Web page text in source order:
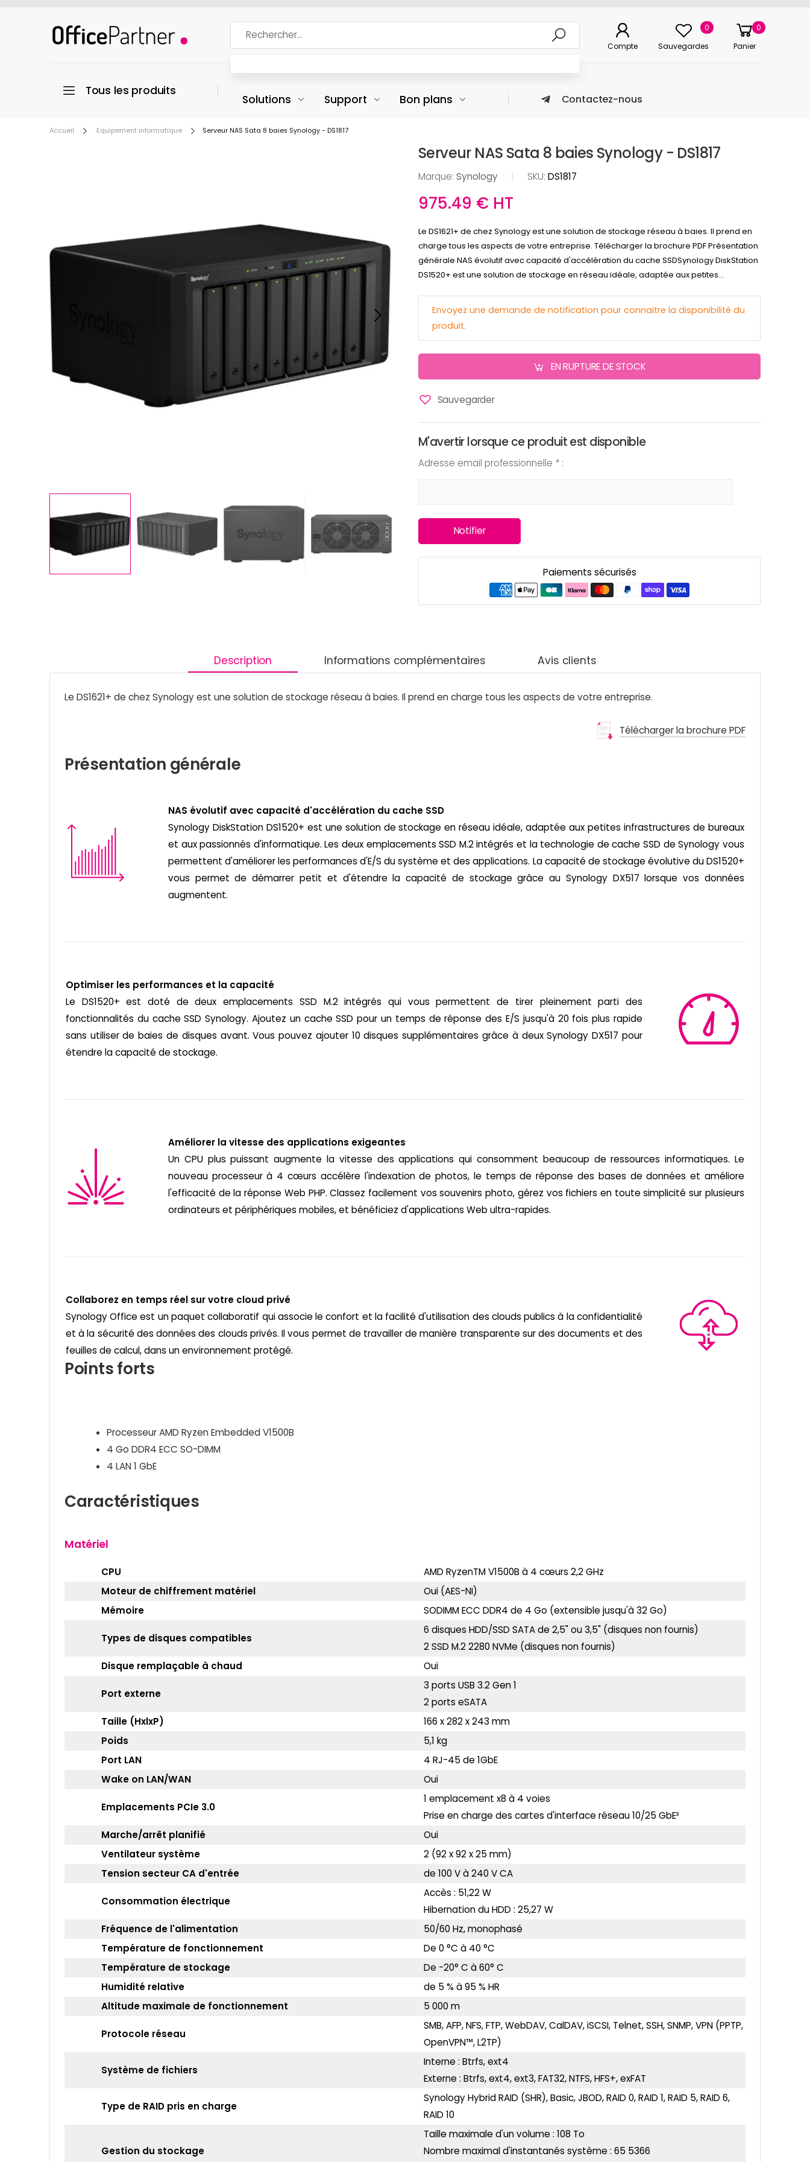
Compte
0
Sauvegardes
0
Panier
Tous les produits
Solutions Support Bon plans Contactez-nous
Accueil Equipement informatique Serveur NAS Sata 8 baies Synology - DS1817
Serveur NAS Sata 8 baies Synology - DS1817
Marque: Synology SKU: DS1817
975.49 € HT
Le DS1621+ de chez Synology est une solution de stockage réseau à baies. Il prend en
charge tous les aspects de votre entreprise. Télécharger la brochure PDF Présentation
générale NAS évolutif avec capacité d'accélération du cache SSDSynology DiskStation
DS1520+ est une solution de stockage en réseau idéale, adaptée aux petites...
Envoyez une demande de notification pour connaitre la disponibilité du
produit.
EN RUPTURE DE STOCK
Sauvegarder
M'avertir lorsque ce produit est disponible
Adresse email professionnelle * :
Notifier
Paiements sécurisés
Description Informations complémentaires Avis clients
Le DS1621+ de chez Synology est une solution de stockage réseau à baies. Il prend en charge tous les aspects de votre entreprise.
Télécharger la brochure PDF
Présentation générale
NAS évolutif avec capacité d'accélération du cache SSD
Synology DiskStation DS1520+ est une solution de stockage en réseau idéale, adaptée aux petites infrastructures de bureaux
et aux passionnés d'informatique. Les deux emplacements SSD M.2 intégrés et la technologie de cache SSD de Synology vous
permettent d'améliorer les performances d'E/S du système et des applications. La capacité de stockage évolutive du DS1520+
vous permet de démarrer petit et d'étendre la capacité de stockage grâce au Synology DX517 lorsque vos données
augmentent.
Optimiser les performances et la capacité
Le DS1520+ est doté de deux emplacements SSD M.2 intégrés qui vous permettent de tirer pleinement parti des
fonctionnalités du cache SSD Synology. Ajoutez un cache SSD pour un temps de réponse des E/S jusqu'à 20 fois plus rapide
sans utiliser de baies de disques avant. Vous pouvez ajouter 10 disques supplémentaires grâce à deux Synology DX517 pour
étendre la capacité de stockage.
Améliorer la vitesse des applications exigeantes
Un CPU plus puissant augmente la vitesse des applications qui consomment beaucoup de ressources informatiques. Le
nouveau processeur à 4 cœurs accélère l'indexation de photos, le temps de réponse des bases de données et améliore
l'efficacité de la réponse Web PHP. Classez facilement vos souvenirs photo, gérez vos fichiers en toute simplicité sur plusieurs
ordinateurs et périphériques mobiles, et bénéficiez d'applications Web ultra-rapides.
Collaborez en temps réel sur votre cloud privé
Synology Office est un paquet collaboratif qui associe le confort et la facilité d'utilisation des clouds publics à la confidentialité
et à la sécurité des données des clouds privés. Il vous permet de travailler de manière transparente sur des documents et des
feuilles de calcul, dans un environnement protégé.
Points forts
Processeur AMD Ryzen Embedded V1500B
4 Go DDR4 ECC SO-DIMM
4 LAN 1 GbE
Caractéristiques
Matériel
CPU
AMD RyzenTM V1500B à 4 cœurs 2,2 GHz
Moteur de chiffrement matériel
Oui (AES-NI)
Mémoire
SODIMM ECC DDR4 de 4 Go (extensible jusqu'à 32 Go)
Types de disques compatibles
6 disques HDD/SSD SATA de 2,5" ou 3,5" (disques non fournis)
2 SSD M.2 2280 NVMe (disques non fournis)
Disque remplaçable à chaud
Oui
Port externe
3 ports USB 3.2 Gen 1
2 ports eSATA
Taille (HxlxP)
166 x 282 x 243 mm
Poids
5,1 kg
Port LAN
4 RJ-45 de 1GbE
Wake on LAN/WAN
Oui
Emplacements PCIe 3.0
1 emplacement x8 à 4 voies
Prise en charge des cartes d'interface réseau 10/25 GbE³
Marche/arrêt planifié
Oui
Ventilateur système
2 (92 x 92 x 25 mm)
Tension secteur CA d'entrée
de 100 V à 240 V CA
Consommation électrique
Accès : 51,22 W
Hibernation du HDD : 25,27 W
Fréquence de l'alimentation
50/60 Hz, monophasé
Température de fonctionnement
De 0 °C à 40 °C
Température de stockage
De -20° C à 60° C
Humidité relative
de 5 % à 95 % HR
Altitude maximale de fonctionnement
5 000 m
Protocole réseau
SMB, AFP, NFS, FTP, WebDAV, CalDAV, iSCSI, Telnet, SSH, SNMP, VPN (PPTP,
OpenVPN™, L2TP)
Système de fichiers
Interne : Btrfs, ext4
Externe : Btrfs, ext4, ext3, FAT32, NTFS, HFS+, exFAT
Type de RAID pris en charge
Synology Hybrid RAID (SHR), Basic, JBOD, RAID 0, RAID 1, RAID 5, RAID 6,
RAID 10
Gestion du stockage
Taille maximale d'un volume : 108 To
Nombre maximal d'instantanés système : 65 5366